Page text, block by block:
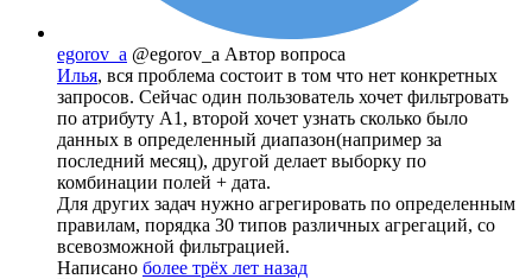
egorov_a @egorov_a Автор вопроса
Илья, вся проблема состоит в том что нет конкретных
запросов. Сейчас один пользователь хочет фильтровать
по атрибуту А1, второй хочет узнать сколько было
данных в определенный диапазон(например за
последний месяц), другой делает выборку по
комбинации полей + дата.
Для других задач нужно агрегировать по определенным
правилам, порядка 30 типов различных агрегаций, со
всевозможной фильтрацией.
Написано более трёх лет назад